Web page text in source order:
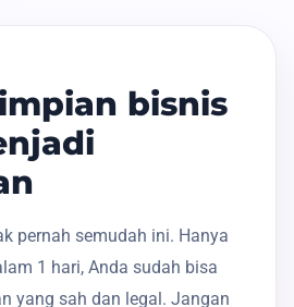
bisnis
pernah semudah ini. Hanya
1 hari, Anda sudah bisa
yang sah dan legal. Jangan